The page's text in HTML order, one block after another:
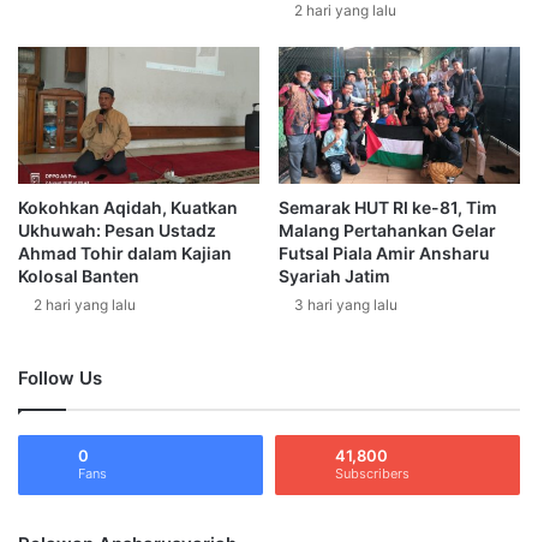
a
h
E
i
s
i
2
2
9
a
n
M
'
a
h
a
d
a
A
n
g
a
2 hari yang lalu
Kokohkan Aqidah, Kuatkan
Ukhuwah: Pesan Ustadz
Ahmad Tohir dalam Kajian
Kolosal Banten
2 hari yang lalu
Semarak HUT RI ke-81, Tim
Malang Pertahankan Gelar
Futsal Piala Amir Ansharu
Syariah Jatim
3 hari yang lalu
Follow Us
0
Fans
41,800
Subscribers